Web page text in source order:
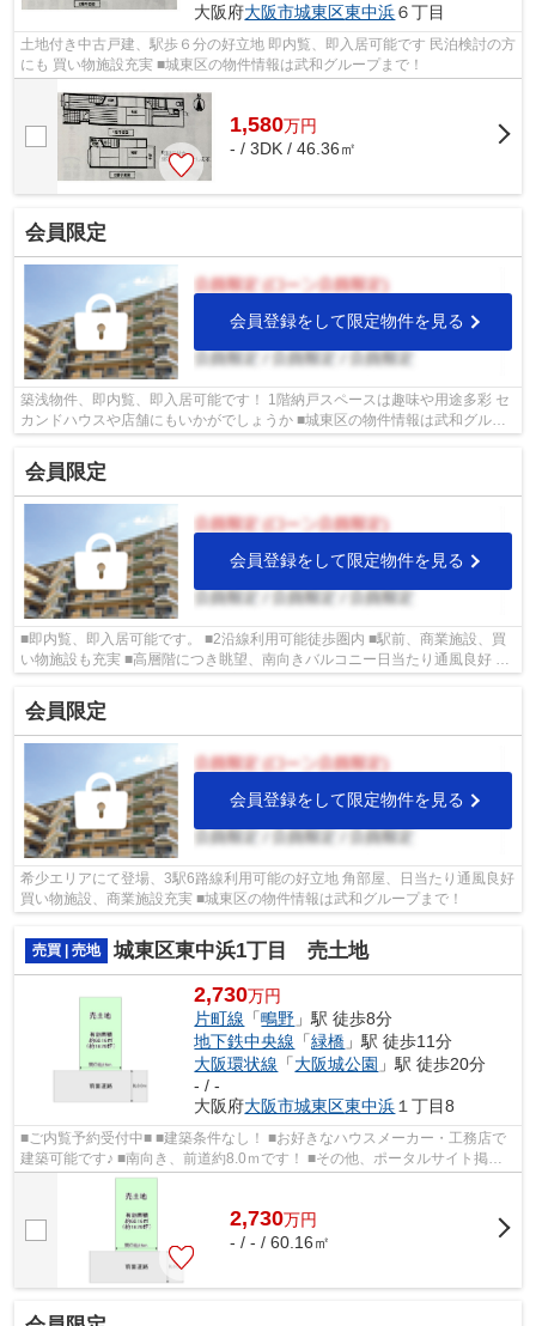
大阪府大阪市城東区東中浜６丁目
土地付き中古戸建、駅歩６分の好立地 即内覧、即入居可能です 民泊検討の方
にも 買い物施設充実 ■城東区の物件情報は武和グループまで！
1,580万円
- / 3DK / 46.36㎡
会員限定
会員登録をして限定物件を見る
築浅物件、即内覧、即入居可能です！ 1階納戸スペースは趣味や用途多彩 セ
カンドハウスや店舗にもいかがでしょうか ■城東区の物件情報は武和グルー
プまで！
会員限定
会員登録をして限定物件を見る
■即内覧、即入居可能です。 ■2沿線利用可能徒歩圏内 ■駅前、商業施設、買
い物施設も充実 ■高層階につき眺望、南向きバルコニー日当たり通風良好 ■
城東区の物件情報は武和グループまで！
会員限定
会員登録をして限定物件を見る
希少エリアにて登場、3駅6路線利用可能の好立地 角部屋、日当たり通風良好
買い物施設、商業施設充実 ■城東区の物件情報は武和グループまで！
売買 | 売地 城東区東中浜1丁目 売土地
2,730万円
片町線 「鴫野 」駅 徒歩8分
地下鉄中央線 「緑橋 」駅 徒歩11分
大阪環状線 「大阪城公園 」駅 徒歩20分
- / -
大阪府大阪市城東区東中浜 １丁目8
■ご内覧予約受付中■ ■建築条件なし！ ■お好きなハウスメーカー・工務店で
建築可能です♪ ■南向き、前道約8.0ｍです！ ■その他、ポータルサイト掲載
物件も同時内覧可能です♪
2,730万円
- / - / 60.16㎡